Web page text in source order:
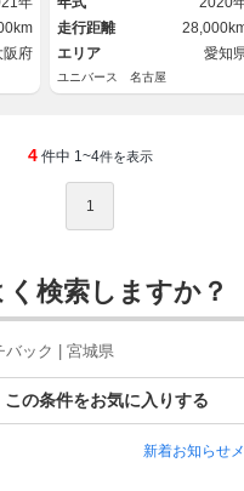
禁
阪府
ト アイドリングストップ
走行距離
エリア
愛知
ユニバース 名古屋
4 件中 1~4件を表示
1
検索しますか？
バック | 宮城県
この条件をお気に入りする
新着お知らせ